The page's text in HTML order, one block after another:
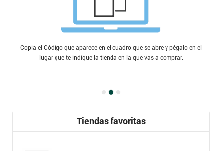
Copia el Código que aparece en el cuadro que se abre y pégalo en el
lugar que te indique la tienda en la que vas a comprar.
Tiendas favoritas